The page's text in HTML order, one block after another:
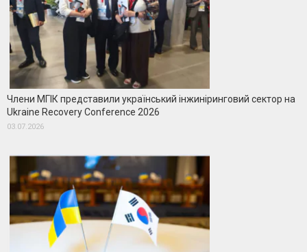
Члени МГІК представили український інжиніринговий сектор на
Ukraine Recovery Conference 2026
03.07.2026